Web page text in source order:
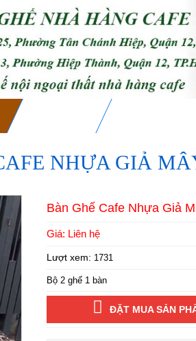
NHỰA GIẢ
Bàn Ghế Cafe Nhựa Giả
Giá: Liên hệ
Lượt xem: 1731
Bộ 2 ghế 1 bàn
ĐẶT MUA SẢN